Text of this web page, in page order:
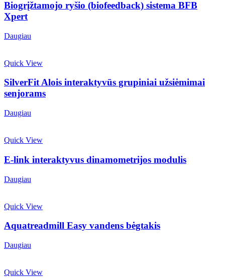
Biogrįžtamojo ryšio (biofeedback) sistema BFB
Xpert
Daugiau
Quick View
SilverFit Alois interaktyvūs grupiniai užsiėmimai
senjorams
Daugiau
Quick View
E-link interaktyvus dinamometrijos modulis
Daugiau
Quick View
Aquatreadmill Easy vandens bėgtakis
Daugiau
Quick View